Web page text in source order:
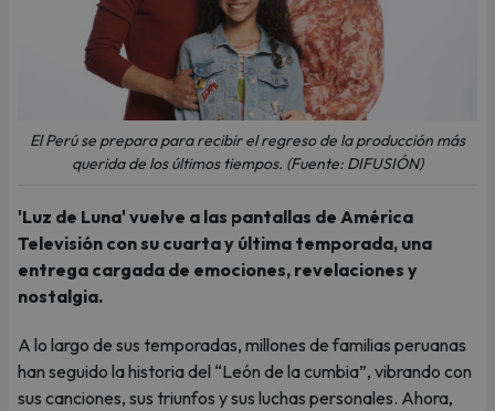
El Perú se prepara para recibir el regreso de la producción más
querida de los últimos tiempos. (Fuente: DIFUSIÓN)
'Luz de Luna' vuelve a las pantallas de América
Televisión con su cuarta y última temporada, una
entrega cargada de emociones, revelaciones y
nostalgia.
A lo largo de sus temporadas, millones de familias peruanas
han seguido la historia del “León de la cumbia”, vibrando con
sus canciones, sus triunfos y sus luchas personales. Ahora,